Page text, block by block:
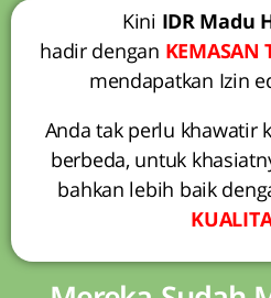
Kini IDR Madu
hadir dengan KEMASAN
mendapatkan Izin
Anda tak perlu khawatir
berbeda, untuk
bahkan lebih baik